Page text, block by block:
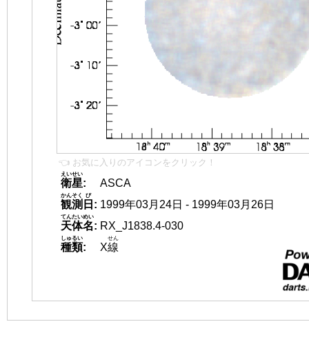
👈 お気に入りのアイコンをクリック！
衛星
えいせい
:
ASCA
観測
かんそく
日
び
: 1999年03月24日 - 1999年03月26日
天体名
てんたいめい
: RX_J1838.4-030
種類
しゅるい
: X線
せん